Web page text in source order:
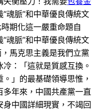
魂脈”和中華優良傳統文
期化這一嚴重命題自
魂脈”和中華優良傳統文
馬克思主義是我們立黨
：「這就是質感互換。
」的最基礎領導思惟，
年來，中國共產黨一直
中國詳細現實，不竭回